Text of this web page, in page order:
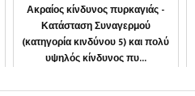
Ακραίος κίνδυνος πυρκαγιάς -
Κατάσταση Συναγερμού
(κατηγορία κινδύνου 5) και πολύ
υψηλός κίνδυνος πυ...
Ασπρόπυργος